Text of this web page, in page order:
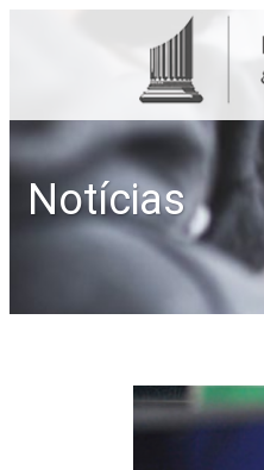
Notícias